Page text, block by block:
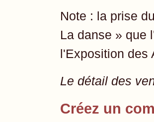
Note : la prise
La danse » que
l'Exposition des
Le détail des
Créez un